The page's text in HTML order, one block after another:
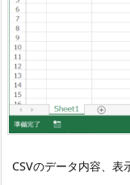
CSVのデータ内容、表